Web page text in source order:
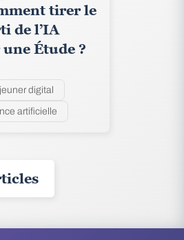
tirer le
de l’IA
Étude ?
digital
artificielle